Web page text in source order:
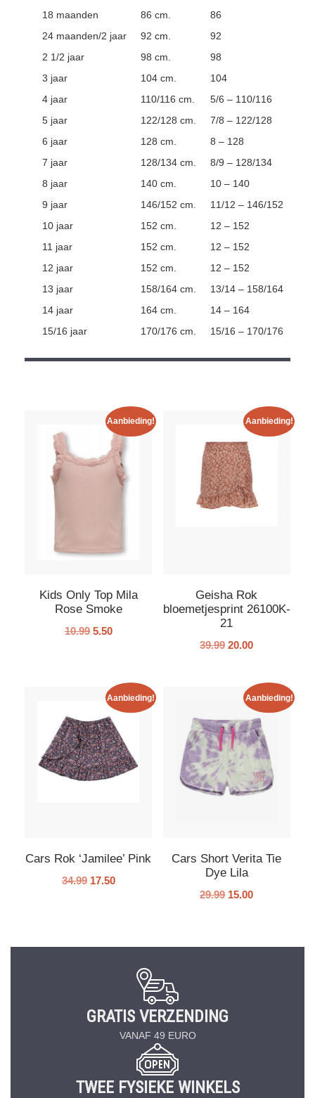
18 maanden 86 cm.
86
24 maanden/2 jaar
92 cm.
92
2 1/2 jaar
98 cm.
98
3 jaar
104 cm.
104
4 jaar
110/116 cm.
5/6 – 110/116
5 jaar
122/128 cm.
7/8 – 122/128
6 jaar
128 cm.
8 – 128
7 jaar
128/134 cm.
8/9 – 128/134
8 jaar
140 cm.
10 – 140
9 jaar
146/152 cm.
11/12 – 146/152
10 jaar
152 cm.
12 – 152
11 jaar
152 cm.
12 – 152
12 jaar
152 cm.
12 – 152
13 jaar
158/164 cm.
13/14 – 158/164
14 jaar
164 cm.
14 – 164
15/16 jaar
170/176 cm. 15/16 – 170/176
Aanbieding!
Kids Only Top Mila
Rose Smoke
10.99 5.50
Aanbieding!
Geisha Rok
bloemetjesprint 26100K-
21
39.99 20.00
Aanbieding!
Cars Rok ‘Jamilee’ Pink
34.99 17.50
Aanbieding!
Cars Short Verita Tie
Dye Lila
29.99 15.00
GRATIS VERZENDING
VANAF 49 EURO
TWEE FYSIEKE WINKELS